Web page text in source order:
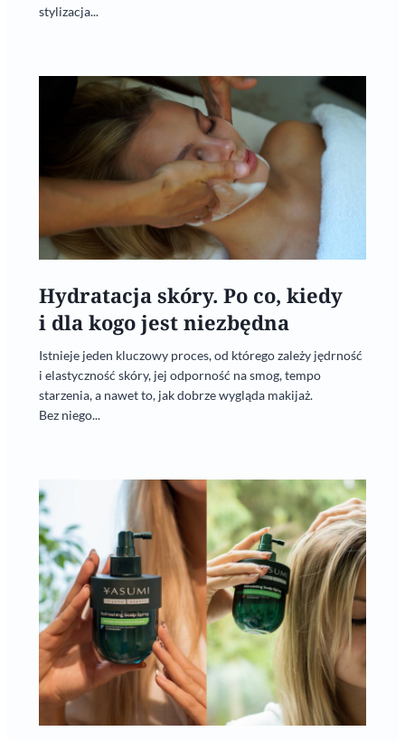
stylizacja...
Hydratacja skóry. Po co, kiedy
i dla kogo jest niezbędna
Istnieje jeden kluczowy proces, od którego zależy jędrność
i elastyczność skóry, jej odporność na smog, tempo
starzenia, a nawet to, jak dobrze wygląda makijaż.
Bez niego...